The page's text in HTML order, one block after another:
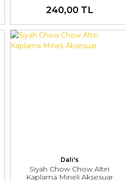
240,00 TL
Dali's
Siyah Chow Chow Altın
Kaplama Mineli Aksesuar